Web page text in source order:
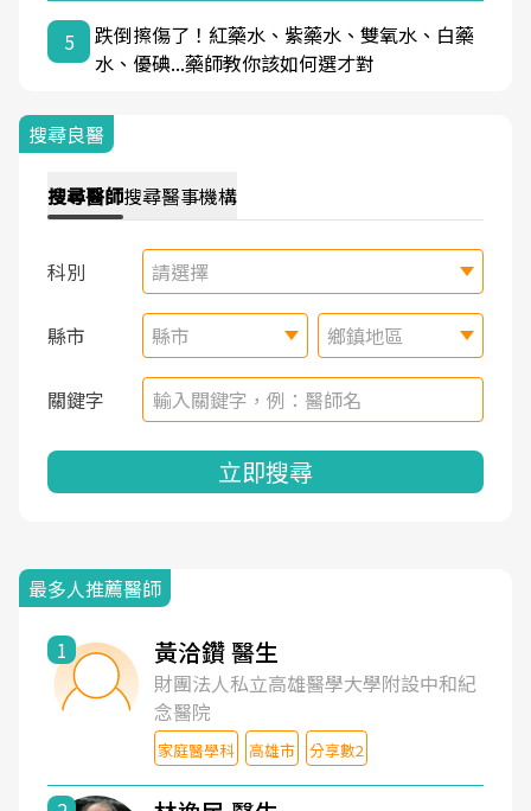
5
跌倒擦傷了！紅藥水、紫藥水、雙氧水、白藥
水、優碘...藥師教你該如何選才對
搜尋良醫
搜尋醫師搜尋醫事機構
科別 請選擇
縣市 縣市 鄉鎮地區
關鍵字
立即搜尋
最多人推薦醫師
1 黃洽鑽 醫生
財團法人私立高雄醫學大學附設中和紀
念醫院
家庭醫學科 高雄市 分享數2